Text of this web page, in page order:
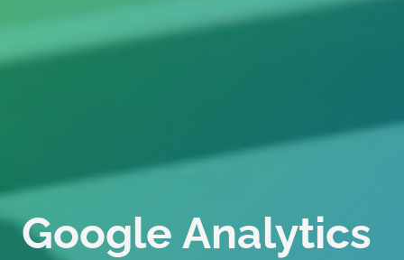
Google Analytics